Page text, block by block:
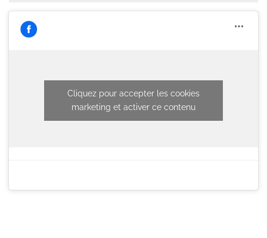
Cliquez pour accepter les cookies
marketing et activer ce contenu